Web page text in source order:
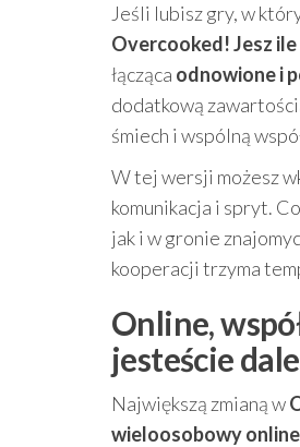
Jeśli lubisz gry, w
Overcooked! Jesz
łącząca odnowione i
dodatkową
śmiech i wspólną
W tej wersji możesz
komunikacja i spryt.
jak i w gronie
kooperacji trzyma
Online,
jesteście
Największą zmianą w
wieloosobowy online